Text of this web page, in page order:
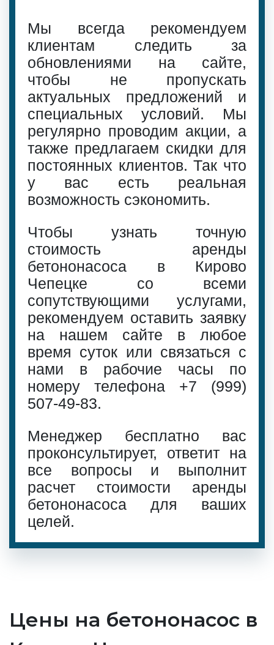
Мы всегда рекомендуем
клиентам следить за
обновлениями на сайте,
чтобы не пропускать
актуальных предложений и
специальных условий. Мы
регулярно проводим акции, а
также предлагаем скидки для
постоянных клиентов. Так что
у вас есть реальная
возможность сэкономить.
Чтобы узнать точную
стоимость аренды
бетононасоса в Кирово
Чепецке со всеми
сопутствующими услугами,
рекомендуем оставить заявку
на нашем сайте в любое
время суток или связаться с
нами в рабочие часы по
номеру телефона +7 (999)
507-49-83.
Менеджер бесплатно вас
проконсультирует, ответит на
все вопросы и выполнит
расчет стоимости аренды
бетононасоса для ваших
целей.
Цены на бетононасос в